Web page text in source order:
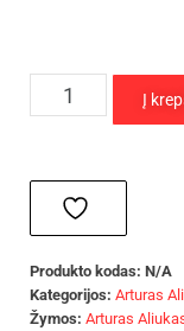
Į
Produkto kodas: N/A
Kategorijos: Arturas
Žymos: Arturas